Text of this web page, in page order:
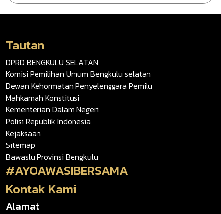
Tautan
DPRD BENGKULU SELATAN
Komisi Pemilihan Umum Bengkulu selatan
Dewan Kehormatan Penyelenggara Pemilu
Mahkamah Konstitusi
Kementerian Dalam Negeri
Polisi Republik Indonesia
Kejaksaan
Sitemap
Bawaslu Provinsi Bengkulu
#AYOAWASIBERSAMA
Kontak Kami
Alamat